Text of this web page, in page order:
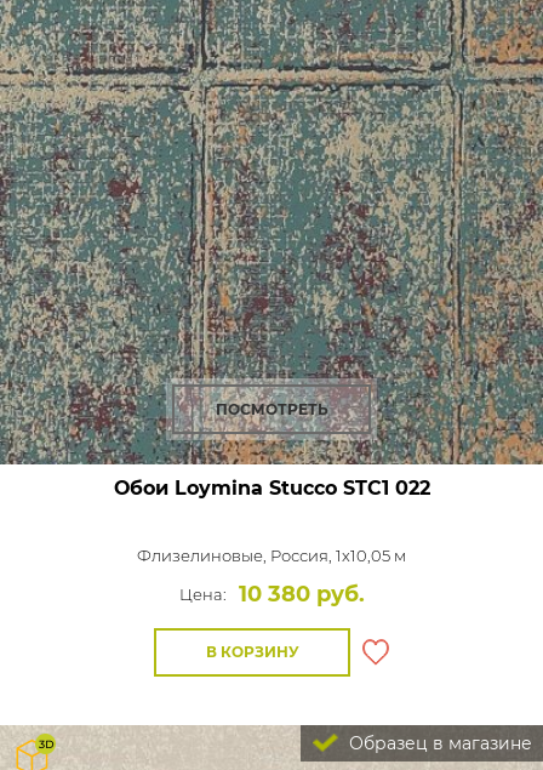
ПОСМОТРЕТЬ
Обои Loymina StuccoSTC1 022
Флизелиновые, Россия, 1x10,05 м
Цена:
10 380 руб.
В КОРЗИНУ
Образец в магазине